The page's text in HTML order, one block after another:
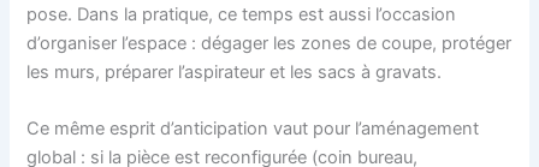
pose. Dans la pratique, ce temps est aussi l’occasion
d’organiser l’espace : dégager les zones de coupe, protéger
les murs, préparer l’aspirateur et les sacs à gravats.
Ce même esprit d’anticipation vaut pour l’aménagement
global : si la pièce est reconfigurée (coin bureau,